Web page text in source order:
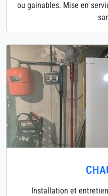
ou gainables. Mise en
Installation et